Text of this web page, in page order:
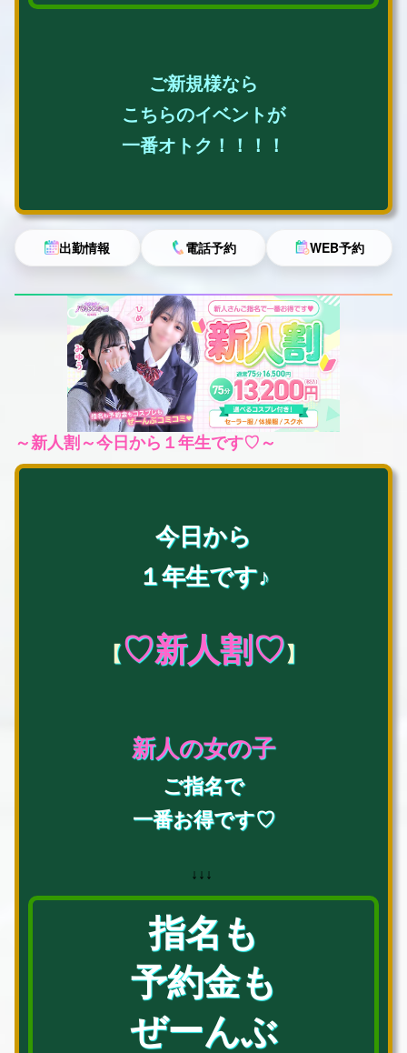
ご新規様なら
こちらのイベントが
一番オトク！！！！
出勤情報 電話予約 WEB予約
～新人割～今日から１年生です♡～
今日から
１年生です♪
【♡新人割♡】
新人の女の子
ご指名で
一番お得です♡
↓↓↓
指名も
予約金も
ぜーんぶ